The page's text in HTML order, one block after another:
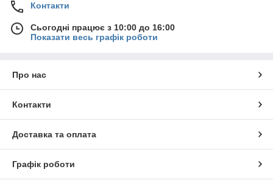
Контакти
Сьогодні працює з 10:00 до 16:00
Показати весь графік роботи
Про нас
Контакти
Доставка та оплата
Графік роботи